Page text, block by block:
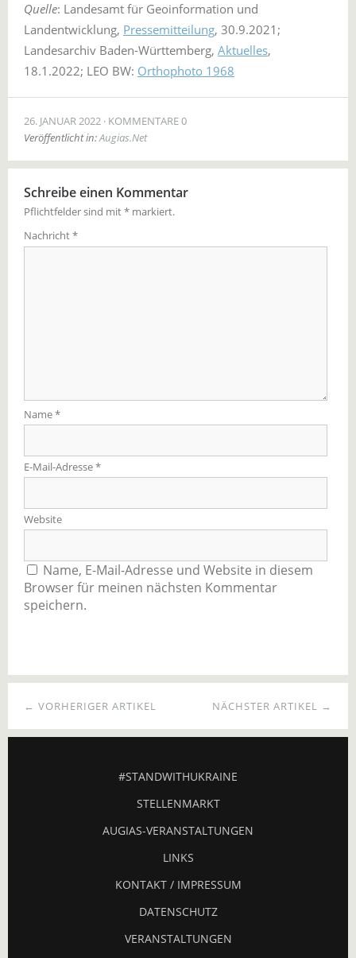
Quelle: Landesamt für Geoinformation und
Landentwicklung, Pressemitteilung, 30.9.2021;
Landesarchiv Baden-Württemberg, Aktuelles,
18.1.2022; LEO BW: Orthophoto 1968
26. JANUAR 2022 KOMMENTARE 0
Veröffentlicht in:Augias.Net
Schreibe einen Kommentar
Pflichtfelder sind mit* markiert.
Nachricht*
Name*
E-Mail-Adresse*
Website
Name, E-Mail-Adresse und Website in diesem
Browser für meinen nächsten Kommentar
speichern.
NÄCHSTER ARTIKEL →
← VORHERIGER ARTIKEL
#STANDWITHUKRAINE
STELLENMARKT
AUGIAS-VERANSTALTUNGEN
LINKS
KONTAKT / IMPRESSUM
DATENSCHUTZ
VERANSTALTUNGEN